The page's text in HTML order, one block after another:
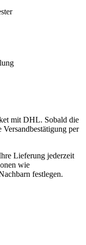
mit DHL. Sobald die
Versandbestätigung per
Lieferung jederzeit
wie
festlegen.